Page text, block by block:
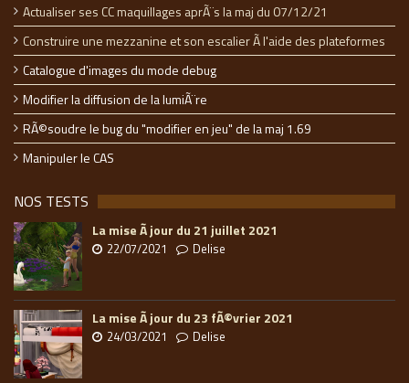
Actualiser ses CC maquillages aprÃ¨s la maj du 07/12/21
Construire une mezzanine et son escalier Ã l'aide des plateformes
Catalogue d'images du mode debug
Modifier la diffusion de la lumiÃ¨re
RÃ©soudre le bug du "modifier en jeu" de la maj 1.69
Manipuler le CAS
NOS TESTS
La mise Ã jour du 21 juillet 2021
22/07/2021 Delise
La mise Ã jour du 23 fÃ©vrier 2021
24/03/2021 Delise